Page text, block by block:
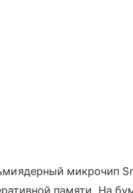
микрочип
памяти. На